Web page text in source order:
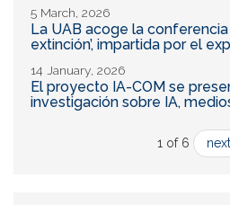
5 March, 2026
La UAB acoge la
extinción’, impartida por el
14 January, 2026
El proyecto IA-COM se
investigación sobre IA,
1 of 6